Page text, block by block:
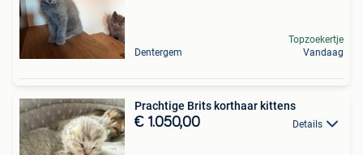
Dentergem
Topzoekertje
Vandaag
Prachtige Brits korthaar kittens
€ 1.050,00 Details